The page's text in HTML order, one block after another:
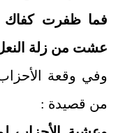
فما ظفرت كفاك
عشت من زلة
وفي وقعة
من قصيدة :